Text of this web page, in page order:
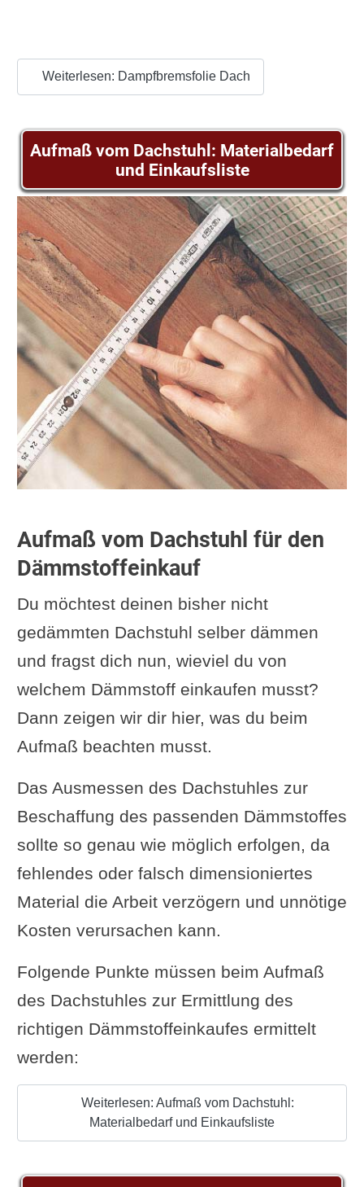
Weiterlesen: Dampfbremsfolie Dach
Aufmaß vom Dachstuhl: Materialbedarf
und Einkaufsliste
Aufmaß vom Dachstuhl für den
Dämmstoffeinkauf
Du möchtest deinen bisher nicht
gedämmten Dachstuhl selber dämmen
und fragst dich nun, wieviel du von
welchem Dämmstoff einkaufen musst?
Dann zeigen wir dir hier, was du beim
Aufmaß beachten musst.
Das Ausmessen des Dachstuhles zur
Beschaffung des passenden Dämmstoffes
sollte so genau wie möglich erfolgen, da
fehlendes oder falsch dimensioniertes
Material die Arbeit verzögern und unnötige
Kosten verursachen kann.
Folgende Punkte müssen beim Aufmaß
des Dachstuhles zur Ermittlung des
richtigen Dämmstoffeinkaufes ermittelt
werden:
Weiterlesen: Aufmaß vom Dachstuhl:
Materialbedarf und Einkaufsliste